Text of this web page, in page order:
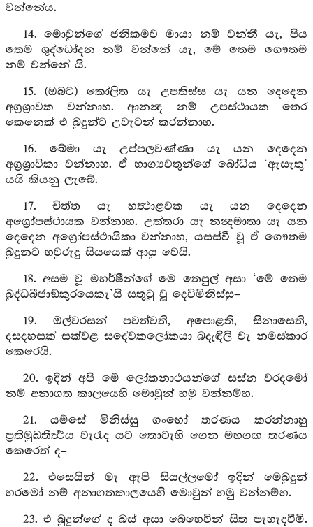
වන්නේය.
14. මොවුන්ගේ ජනිකමව මායා නම් වන්නී යැ, පිය
තෙම ශුද්ධෝදන නම් වන්නේ යැ, මේ තෙම ගෞතම
නම් වන්නේ යි.
15. (ඔබට) කෝලිත යැ උපතිස්ස යැ යන දෙදෙන
අග්‍රශ්‍රාවක වන්නාහ. ආනන්‍ද නම් උපස්ථායක තෙර
කෙනෙක් එ බුදුන්ට උවැටන් කරන්නාහ.
16. ඛේමා යැ උප්පලවණ්ණා යැ යන දෙදෙන
අග්‍රශ්‍රාවිකා වන්නාහ. ඒ භාග්‍යවතුන්ගේ බෝධිය ‘ඇසැතු’
යයි කියනු ලැබේ.
17. චිත්ත යැ හත්‍ථාළවක යැ යන දෙදෙන
අග්‍රෝපස්ථායක වන්නාහ. උත්තරා යැ නන්‍දමාතා යැ යන
දෙදෙන අග්‍රෝපස්ථායිකා වන්නාහ, යසස්වී වූ ඒ ගෞතම
බුදුනට හවුරුදු සියයෙක් ආයු වෙයි.
18. අසම වූ මහර්ෂීන්ගේ මෙ තෙපුල් අසා ‘මේ තෙම
බුද්ධබීජාඞ්කුරයෙකැ’යි සතුටු වූ දෙවිමිනිස්සු–
19. ඔල්වරසන් පවත්වති, අපොළති, සිනාසෙති,
දසදහසක් සක්වළ සදේවකලෝකයා බදැඳිලි වැ නමස්කාර
කෙරෙයි.
20. ඉදින් අපි මේ ලෝකනාථයන්ගේ සස්න වරදමෝ
නම් අනාගත කාලයෙහි මොවුන් හමු වන්නම්හ.
21. යම්සේ මිනිස්සු ගංහෝ තරණය කරන්නාහු
ප්‍රතිමුඛතීර්‍ත්‍ථය වැරැද යට තොටැහි ගෙන මහගඟ තරණය
කෙරෙත් ද–
22. එසෙයින් මැ ඇපි සියල්ලමෝ ඉදින් මෙබුදුන්
හරමෝ නම් අනාගතකාලයෙහි මොවුන් හමු වන්නම්හ.
23. එ බුදුන්ගේ ද බස් අසා බෙහෙවින් සිත පැහැදවීමි.